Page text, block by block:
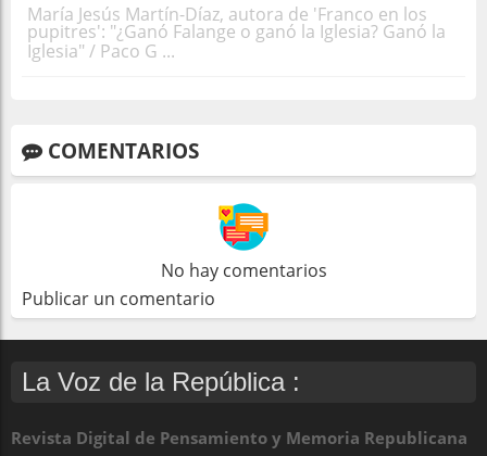
María Jesús Martín-Díaz, autora de 'Franco en los
pupitres': "¿Ganó Falange o ganó la Iglesia? Ganó la
Iglesia" / Paco G ...
COMENTARIOS
No hay comentarios
Publicar un comentario
La Voz de la República :
Revista Digital de Pensamiento y Memoria Republicana